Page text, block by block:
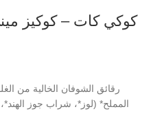
كوكي كات – كوكيز